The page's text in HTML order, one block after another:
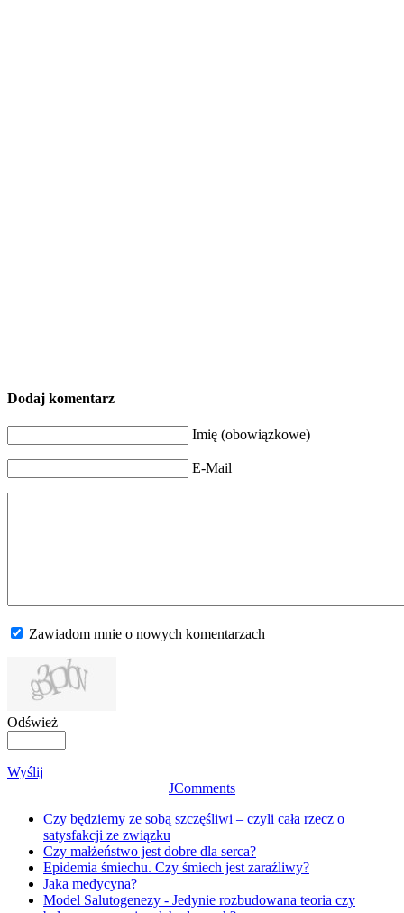
Dodaj komentarz
Imię (obowiązkowe)
E-Mail
Zawiadom mnie o nowych komentarzach
Odśwież
Wyślij
JComments
Czy będziemy ze sobą szczęśliwi – czyli cała rzecz o
satysfakcji ze związku
Czy małżeństwo jest dobre dla serca?
Epidemia śmiechu. Czy śmiech jest zaraźliwy?
Jaka medycyna?
Model Salutogenezy - Jedynie rozbudowana teoria czy